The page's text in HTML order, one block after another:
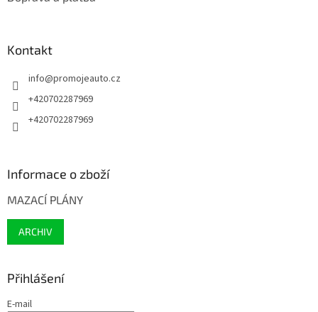
Kontakt
info@promojeauto.cz
+420702287969
+420702287969
Informace o zboží
MAZACÍ PLÁNY
ARCHIV
Přihlášení
E-mail